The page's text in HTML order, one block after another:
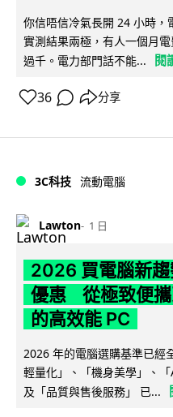
你信唔信冷氣長開 24 小時，
實測結果兩極，有人一個月
過千。電力部門話不能...
閱
36 分享
3C科技 流動電腦
Lawton 1 日
2026 買電腦新
優惠 從極致便攜
的高效能 PC
2026 年的電腦選購基準已經
輕量化」、「機身美學」、
及「品質與售後服務」 已...